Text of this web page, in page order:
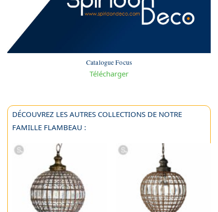
Catalogue Focus
Télécharger
DÉCOUVREZ LES AUTRES COLLECTIONS DE NOTRE
FAMILLE FLAMBEAU :